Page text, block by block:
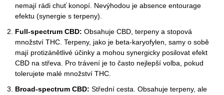
nemají rádi chuť konopí. Nevýhodou je absence entourage
efektu (synergie s terpeny).
Full-spectrum CBD: Obsahuje CBD, terpeny a stopová
množství THC. Terpeny, jako je beta-karyofylen, samy o sobě
mají protizánětlivé účinky a mohou synergicky posilovat efekt
CBD na střeva. Pro trávení je to často nejlepší volba, pokud
tolerujete malé množství THC.
Broad-spectrum CBD: Střední cesta. Obsahuje terpeny, ale